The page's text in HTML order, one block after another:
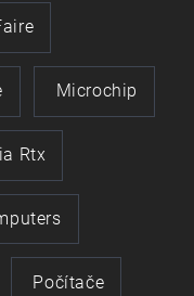
Microchip
Rtx
Počítače